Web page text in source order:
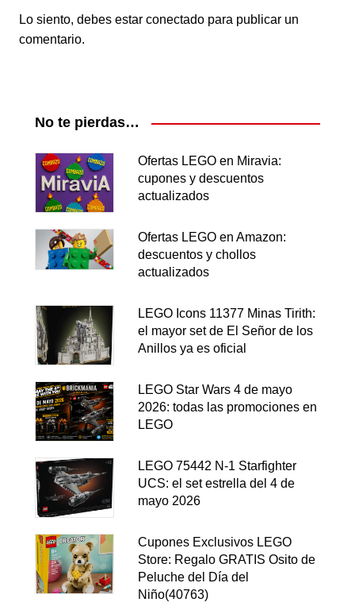
Lo siento, debes estar conectadopara publicar un
comentario.
No te pierdas…
Ofertas LEGO en Miravia:
cupones y descuentos
actualizados
Ofertas LEGO en Amazon:
descuentos y chollos
actualizados
LEGO Icons 11377 Minas Tirith:
el mayor set de El Señor de los
Anillos ya es oficial
LEGO Star Wars 4 de mayo
2026: todas las promociones en
LEGO
LEGO 75442 N-1 Starfighter
UCS: el set estrella del 4 de
mayo 2026
Cupones Exclusivos LEGO
Store: Regalo GRATIS Osito de
Peluche del Día del
Niño(40763)